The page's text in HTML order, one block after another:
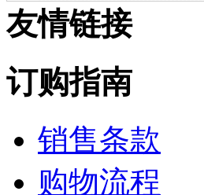
有机和印刷电子学
高分子科学
基准试剂
对照品
指示剂
染色剂
标准品
色谱试剂
分子筛
友情链接
订购指南
销售条款
购物流程